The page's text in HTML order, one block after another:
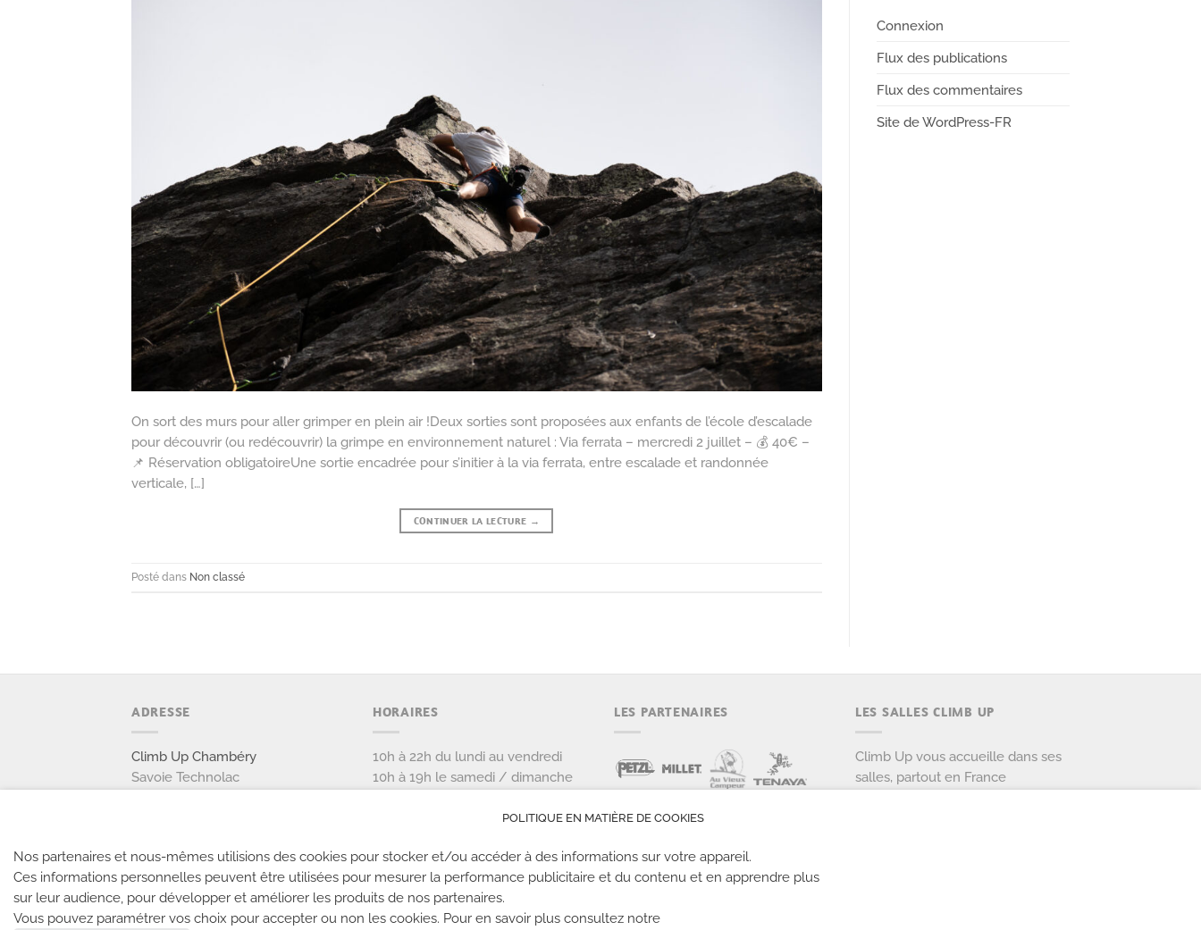
On sort des murs pour aller grimper en plein air !Deux sorties sont proposées aux enfants de l’école d’escalade
pour découvrir (ou redécouvrir) la grimpe en environnement naturel : Via ferrata – mercredi 2 juillet – 💰 40€ –
📌 Réservation obligatoireUne sortie encadrée pour s’initier à la via ferrata, entre escalade et randonnée
verticale, […]
CONTINUER LA LECTURE →
Posté dans Non classé
Connexion
Flux des publications
Flux des commentaires
Site de WordPress-FR
ADRESSE
Climb Up Chambéry
Savoie Technolac
NOUS CONTACTER
HORAIRES
10h à 22h du lundi au vendredi
10h à 19h le samedi / dimanche
LES PARTENAIRES LES SALLES CLIMB UP
Climb Up vous accueille dans ses
salles, partout en France
POLITIQUE EN MATIÈRE DE COOKIES
Nos partenaires et nous-mêmes utilisions des cookies pour stocker et/ou accéder à des informations sur votre appareil.
Ces informations personnelles peuvent être utilisées pour mesurer la performance publicitaire et du contenu et en apprendre plus
sur leur audience, pour développer et améliorer les produits de nos partenaires.
Vous pouvez paramétrer vos choix pour accepter ou non les cookies. Pour en savoir plus consultez notre